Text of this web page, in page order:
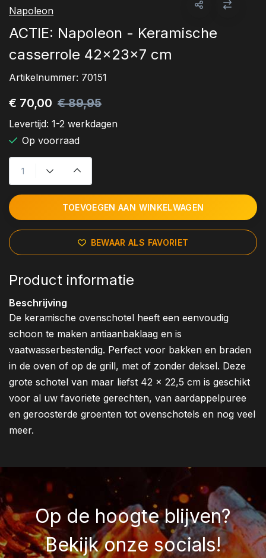
Napoleon
ACTIE: Napoleon - Keramische
casserrole 42x23x7 cm
Artikelnummer: 70151
€ 70,00 € 89,95
Levertijd: 1-2 werkdagen
Op voorraad
TOEVOEGEN AAN WINKELWAGEN
BEWAAR ALS FAVORIET
Product informatie
Beschrijving
De keramische ovenschotel heeft een eenvoudig
schoon te maken antiaanbaklaag en is
vaatwasserbestendig. Perfect voor bakken en braden
in de oven of op de grill, met of zonder deksel. Deze
grote schotel van maar liefst 42 x 22,5 cm is geschikt
voor al uw favoriete gerechten, van aardappelpuree
en geroosterde groenten tot ovenschotels en nog veel
meer.
Op de hoogte blijven?
Bekijk onze socials!